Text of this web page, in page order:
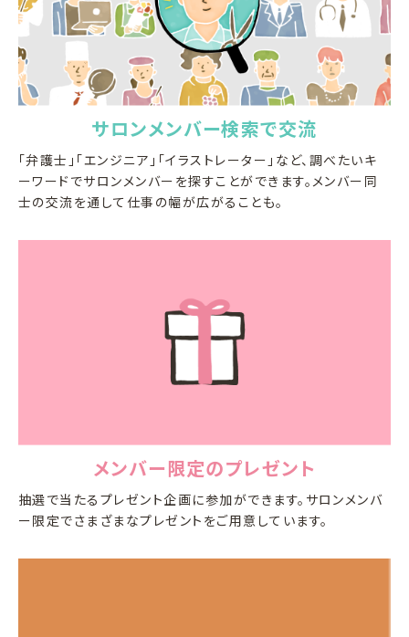
サロンメンバー検索で交流
「弁護士」「エンジニア」「イラストレーター」など、調べたいキ
ーワードでサロンメンバーを探すことができます。メンバー同
士の交流を通して仕事の幅が広がることも。
メンバー限定のプレゼント
抽選で当たるプレゼント企画に参加ができます。サロンメンバ
ー限定でさまざまなプレゼントをご用意しています。